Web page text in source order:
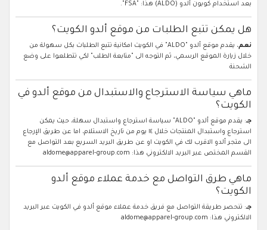
بعد استخدام كوبون ألدو (ALDO) هذا: "FSA".
هل يمكن تتبع الطلبات من موقع ألدو الكويت؟
نعم
، يقدم موقع ألدو "ALDO" في الكويت امكانية تتبع الطلبات بكل سهولة من
خلال زيارة الموقع الرسمي، ثم التوجه الى "متابعة الطلب" لكي تتطلعوا على وضع
الشحنة
ماهي سياسة الاسترجاع والاستبدال من موقع ألدو في
الكويت؟
جـ
: يقدم موقع ألدو "ALDO" سياسة استرجاع واستبدال سهلة، حيث يمكن
استرجاع واستبدال المنتجات خلال ١٤ يوم من تاريخ الاستلام، اما عن طريق الإرجاع
الى متجر ألدو الاقرب لك في الكويت او عن طريق البريد السريع بعد التواصل مع
القسم المختص عبر البريد الالكتروني هذا: aldome@apparel-group.com
ماهي طرق التواصل مع خدمة عملاء موقع ألدو
الكويت؟
جـ: تنحصر طريقة التواصل مع فريق خدمة عملاء موقع ألدو في الكويت عبر البريد
الالكتروني هذا: aldome@apparel-group.com